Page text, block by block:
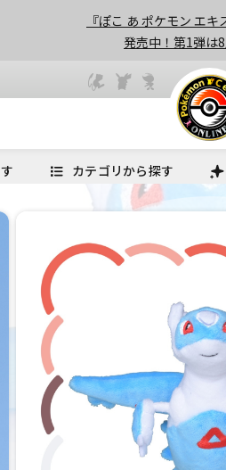
『ぽこ あ ポケモン エキ
発売中！第1弾は
カテゴリから探す